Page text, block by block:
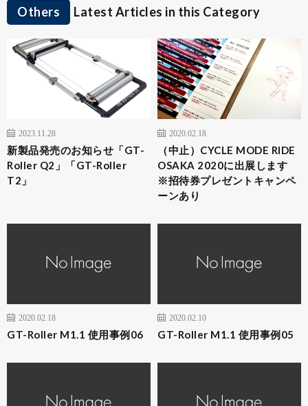
Others Latest Articles in this Category
2023.11.28
新製品発売のお知らせ「GT-
Roller Q2」「GT-Roller
T2」
2020.02.18
（中止）CYCLE MODE RIDE
OSAKA 2020に出展します
※招待券プレゼントキャンペ
ーンあり
2020.02.18
GT-Roller M1.1 使用事例06
2020.02.10
GT-Roller M1.1 使用事例05